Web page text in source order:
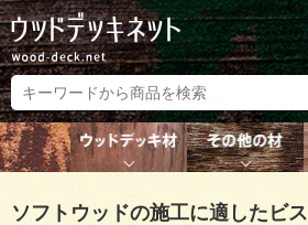
ソフトウッドの施工に適したビス